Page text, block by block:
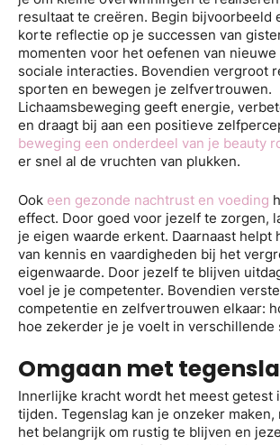
resultaat te creëren. Begin bijvoorbeeld
korte reflectie op je successen van
momenten voor het oefenen van
sociale interacties. Bovendien vergroot
sporten en bewegen je zelfvertrouwen.
Lichaamsbeweging geeft energie,
en draagt bij aan een positieve
beweging een onderdeel van je beauty
er snel al de vruchten van plukken.
Ook een gezonde nachtrust en voeding
effect. Door goed voor jezelf te zorgen,
je eigen waarde erkent. Daarnaast helpt
van kennis en vaardigheden bij het
eigenwaarde. Door jezelf te blijven
voel je je competenter. Bovendien
competentie en zelfvertrouwen elkaar:
hoe zekerder je je voelt in verschillende
Omgaan met
Innerlijke kracht wordt het meest getest
tijden. Tegenslag kan je onzeker maken,
het belangrijk om rustig te blijven en